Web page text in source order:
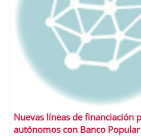
Nuevas líneas de financiación
autónomos con Banco Popular